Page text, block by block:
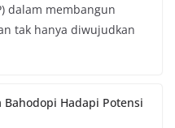
dalam membangun
tak hanya diwujudkan
Bahodopi Hadapi Potensi